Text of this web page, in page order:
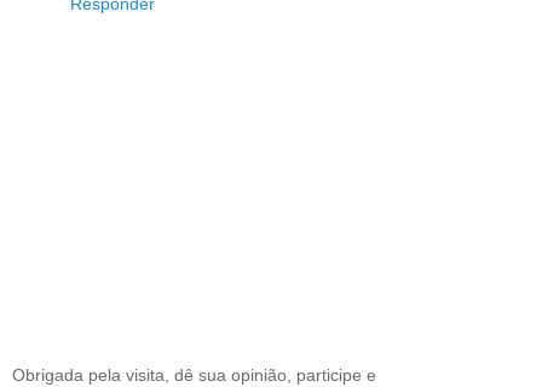
Obrigada pela visita, dê sua opinião, participe e